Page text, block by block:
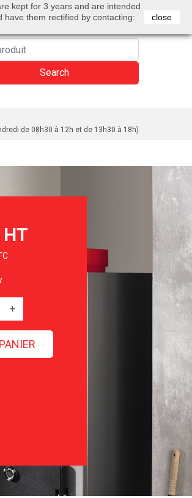
Bienvenue Sign in 0 Cart
Search
de 08h30 à 12h et de 13h30 à 18h)
+
kept for 3 years and are intended
them rectified by contacting:
close